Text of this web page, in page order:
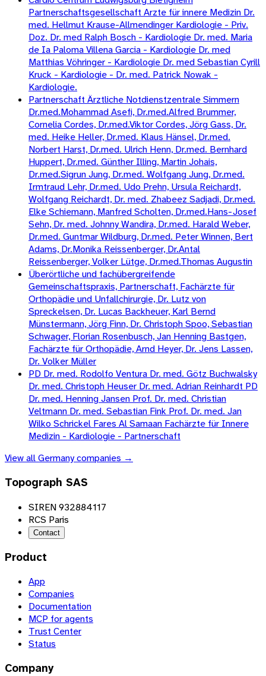
Partnerschaftsgesellschaft Arzte für innere Medizin Dr.
med. Hellmut Krause-Allmendinger Kardiologie - Priv.
Doz. Dr. med Ralph Bosch - Kardiologie Dr. med. Maria
de Ia Paloma Villena Garcia - Kardiologie Dr. med
Matthias Vöhringer - Kardiologie Dr. med Sebastian Cyrill
Kruck - Kardiologie - Dr. med. Patrick Nowak -
Kardiologie.
Partnerschaft Ärztliche Notdienstzentrale Simmern
Dr.med.Mohammad Asefi, Dr.med.Alfred Brummer,
Cornelia Cordes, Dr.med.Viktor Cordes, Jörg Gass, Dr.
med. Heike Heller, Dr.med. Klaus Hänsel, Dr.med.
Norbert Harst, Dr.med. Ulrich Henn, Dr.med. Bernhard
Huppert, Dr.med. Günther Illing, Martin Johais,
Dr.med.Sigrun Jung, Dr.med. Wolfgang Jung, Dr.med.
Irmtraud Lehr, Dr.med. Udo Prehn, Ursula Reichardt,
Wolfgang Reichardt, Dr. med. Zhabeez Sadjadi, Dr.med.
Elke Schiemann, Manfred Scholten, Dr.med.Hans-Josef
Sehn, Dr. med. Johnny Wandira, Dr.med. Harald Weber,
Dr.med. Guntmar Wildburg, Dr.med. Peter Winnen, Bert
Adams, Dr.Monika Reissenberger, Dr.Antal
Reissenberger, Volker Lütge, Dr.med.Thomas Augustin
Überörtliche und fachübergreifende
Gemeinschaftspraxis, Partnerschaft, Fachärzte für
Orthopädie und Unfallchirurgie, Dr. Lutz von
Spreckelsen, Dr. Lucas Backheuer, Karl Bernd
Münstermann, Jörg Finn, Dr. Christoph Spoo, Sebastian
Schwager, Florian Rosenbusch, Jan Henning Bastgen,
Fachärzte für Orthopädie, Arnd Heyer, Dr. Jens Lassen,
Dr. Volker Müller
PD Dr. med. Rodolfo Ventura Dr. med. Götz Buchwalsky
Dr. med. Christoph Heuser Dr. med. Adrian Reinhardt PD
Dr. med. Henning Jansen Prof. Dr. med. Christian
Veltmann Dr. med. Sebastian Fink Prof. Dr. med. Jan
Wilko Schrickel Fares Al Samaan Fachärzte für Innere
Medizin - Kardiologie - Partnerschaft
View allGermanycompanies →
Topograph SAS
SIREN 932884117
RCS Paris
Contact
Product
App
Companies
Documentation
MCP for agents
Trust Center
Status
Company